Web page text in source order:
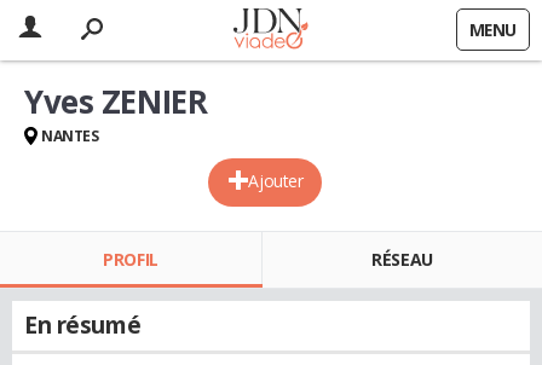
MENU
Ajouter
Yves ZENIER
NANTES
PROFIL RÉSEAU
En résumé